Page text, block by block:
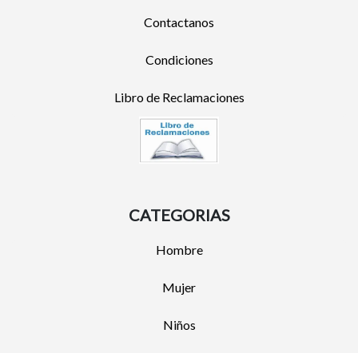
Contactanos
Condiciones
Libro de Reclamaciones
CATEGORIAS
Hombre
Mujer
Niños